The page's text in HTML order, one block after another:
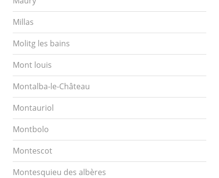
Millas
Molitg les bains
Mont louis
Montalba-le-Château
Montauriol
Montbolo
Montescot
Montesquieu des albères